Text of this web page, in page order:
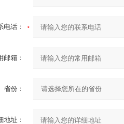
电话：
邮箱：
省份：
地址：